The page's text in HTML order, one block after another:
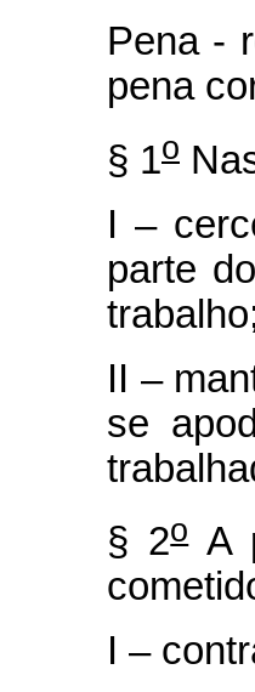
Pena -
pena
§ 1o
I –
parte
II –
se
§ 2oA
I –